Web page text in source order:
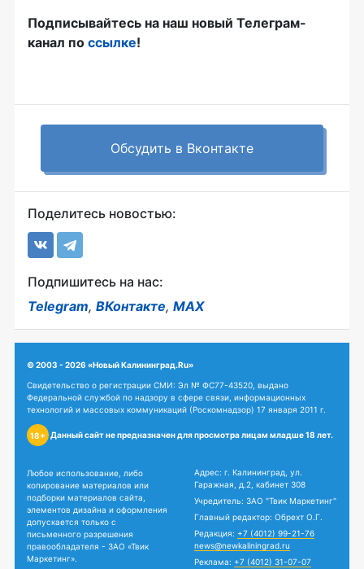
Подписывайтесь на наш новый Телеграм-
канал по ссылке!
Обсудить в Вконтакте
Поделитесь новостью:
Подпишитесь на нас:
Telegram, ВКонтакте, MAX
© 2003 - 2026 «Новый Калининград.Ru»
Свидетельство о регистрации СМИ: Эл № ФС77-43520, выдано
Федеральной службой по надзору в сфере связи, информационных
технологий и массовых коммуникаций (Роскомнадзор) 17 января 2011 г.
18+ Данный сайт не предназначен для просмотра лицам младше 18 лет.
Любое использование, либо
копирование материалов или
подборки материалов сайта,
элементов дизайна и оформления
допускается только с
письменного разрешения
правообладателя - ЗАО «Твик
Маркетинг».
Адрес: г. Калининград, ул.
Гаражная, д.2, кабинет 308
Учредитель: ЗАО "Твик Маркетинг"
Главный редактор: Обрехт О.Г.
Редакция: +7 (4012) 99-21-76
news@newkaliningrad.ru
Реклама: +7 (4012) 31-07-07